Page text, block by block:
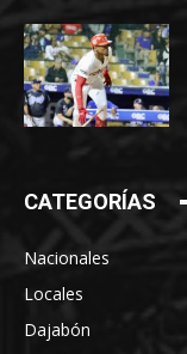
CATEGORÍAS
Nacionales
Locales
Dajabón